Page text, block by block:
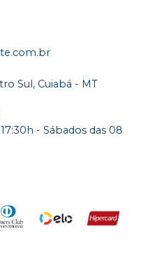
Sul, Cuiabá - MT
- Sábados das 08